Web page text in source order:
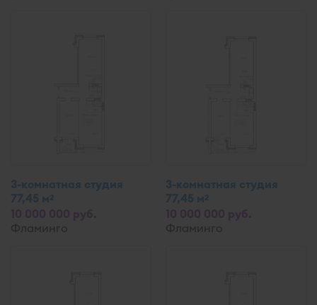
3-комнатная студия
77,45 м2
Фламинго
3-комнатная студия
77,45 м2
Фламинго